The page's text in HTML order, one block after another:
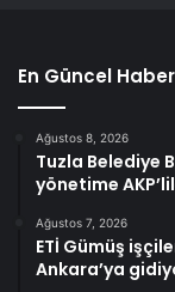
En Güncel
Ağustos 8, 2026
Tuzla Belediye
yönetime
Ağustos 7, 2026
ETİ Gümüş
Ankara’ya